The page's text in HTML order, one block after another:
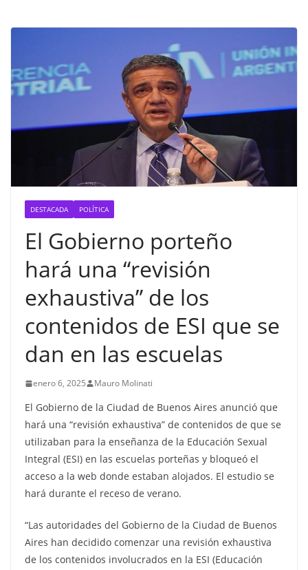
DESTACADA POLÍTICA
El Gobierno porteño
hará una “revisión
exhaustiva” de los
contenidos de ESI que se
dan en las escuelas
enero 6, 2025 Mauro Molinati
El Gobierno de la Ciudad de Buenos Aires anunció que
hará una “revisión exhaustiva” de contenidos de que se
utilizaban para la enseñanza de la Educación Sexual
Integral (ESI) en las escuelas porteñas y bloqueó el
acceso a la web donde estaban alojados. El estudio se
hará durante el receso de verano.
“Las autoridades del Gobierno de la Ciudad de Buenos
Aires han decidido comenzar una revisión exhaustiva
de los contenidos involucrados en la ESI (Educación